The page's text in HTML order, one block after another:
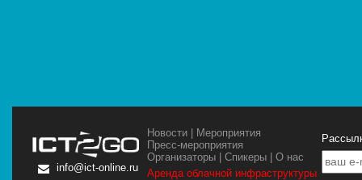
info@ict-online.ru
Новости | Мероприятия
Пресс-мероприятия
Организаторы |Спикеры |О нас
Аренда облачной инфраструктуры